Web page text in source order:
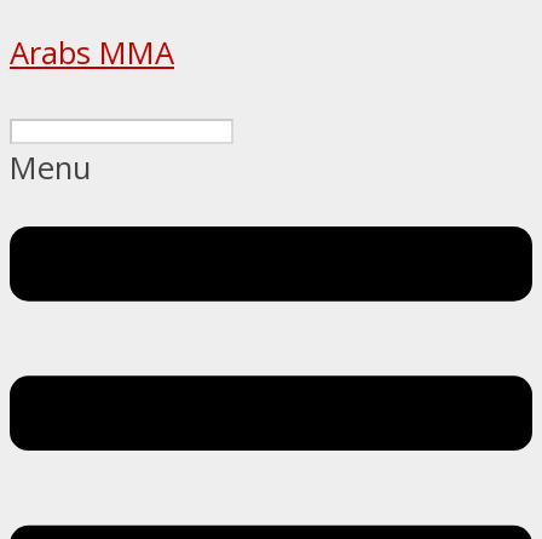
Arabs MMA
Menu